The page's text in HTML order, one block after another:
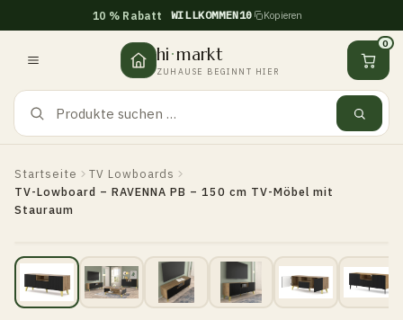
springen
10 % Rabatt WILLKOMMEN10 Kopieren
hi·markt
ZUHAUSE BEGINNT HIER
0
Startseite
TV Lowboards
TV-Lowboard – RAVENNA PB – 150 cm TV-Möbel mit
Stauraum